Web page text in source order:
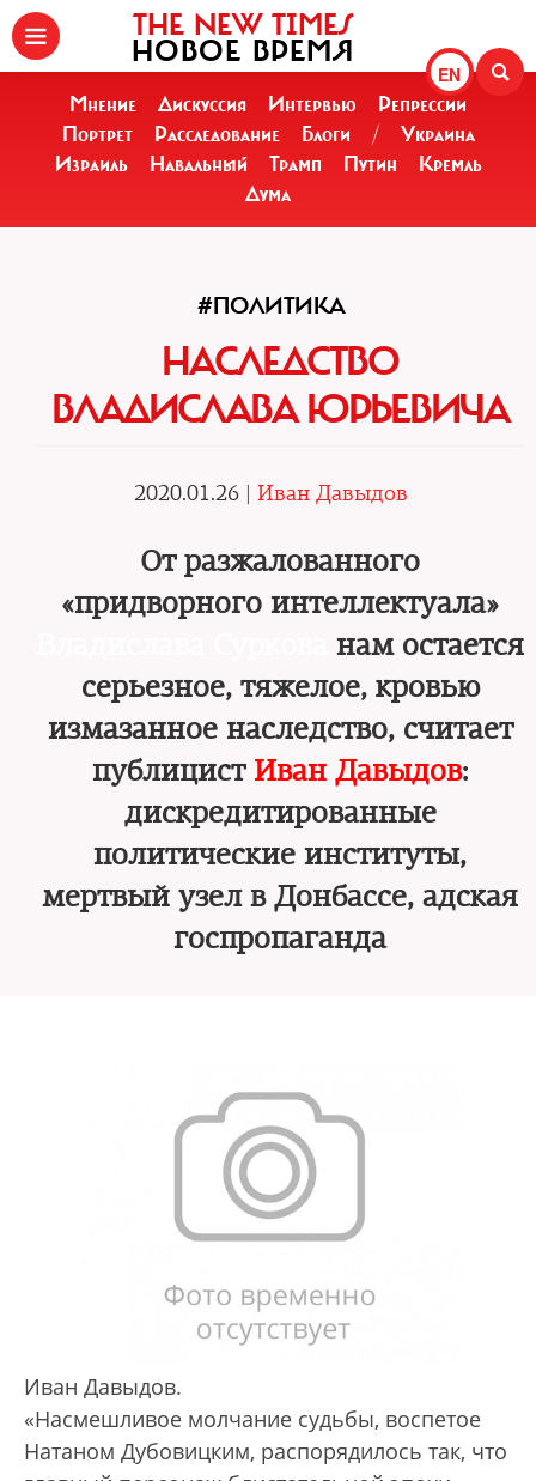
EN
THE NEW TIMES
НОВОЕ ВРЕМЯ
Мнение Дискуссия Интервью
Репрессии
Портрет
Расследование Блоги /
Украина
Израиль
Навальный Трамп Путин
Кремль
Дума
#ПОЛИТИКА
НАСЛЕДСТВО
ВЛАДИСЛАВА ЮРЬЕВИЧА
2020.01.26 | Иван Давыдов
От разжалованного
«придворного интеллектуала»
нам остается
серьезное, тяжелое, кровью
измазанное наследство, считает
публицист Иван Давыдов:
дискредитированные
политические институты,
мертвый узел в Донбассе, адская
госпропаганда
Иван Давыдов.
«Насмешливое молчание судьбы, воспетое
Натаном Дубовицким, распорядилось так, что